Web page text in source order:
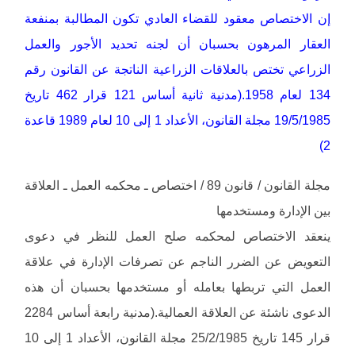
إن الاختصاص معقود للقضاء العادي تكون المطالبة بمنفعة
العقار المرهون بحسبان أن لجنه تحديد الأجور والعمل
الزراعي تختص بالعلاقات الزراعية الناتجة عن القانون رقم
134 لعام 1958.(مدنية ثانية أساس 121 قرار 462 تاريخ
19/5/1985 مجلة القانون، الأعداد 1 إلى 10 لعام 1989 قاعدة
2)
مجلة القانون / قانون 89 / اختصاص ـ محكمه العمل ـ العلاقة
بين الإدارة ومستخدمها
ينعقد الاختصاص لمحكمه صلح العمل للنظر في دعوى
التعويض عن الضرر الناجم عن تصرفات الإدارة في علاقة
العمل التي تربطها بعامله أو مستخدمها بحسبان أن هذه
الدعوى ناشئة عن العلاقة العمالية.(مدنية رابعة أساس 2284
قرار 145 تاريخ 25/2/1985 مجلة القانون، الأعداد 1 إلى 10